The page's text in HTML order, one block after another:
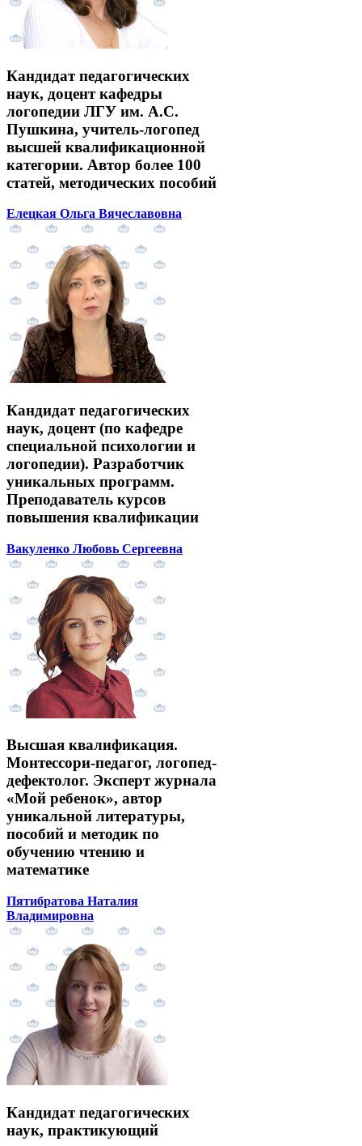
Кандидат педагогических
наук, доцент кафедры
логопедии ЛГУ им. А.С.
Пушкина, учитель-логопед
высшей квалификационной
категории. Автор более 100
статей, методических пособий
Елецкая Ольга Вячеславовна
Кандидат педагогических
наук, доцент (по кафедре
специальной психологии и
логопедии). Разработчик
уникальных программ.
Преподаватель курсов
повышения квалификации
Вакуленко Любовь Сергеевна
Высшая квалификация.
Монтессори-педагог, логопед-
дефектолог. Эксперт журнала
«Мой ребенок», автор
уникальной литературы,
пособий и методик по
обучению чтению и
математике
Пятибратова Наталия
Владимировна
Кандидат педагогических
наук, практикующий